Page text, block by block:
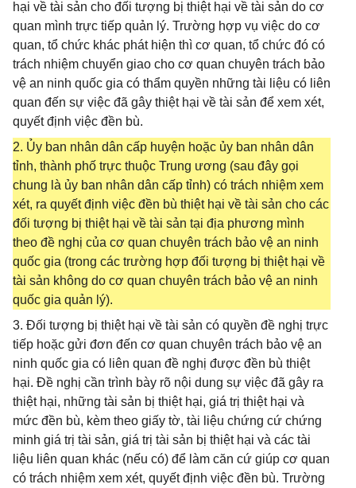
hại về tài sản cho đối tượng bị thiệt hại về tài sản do cơ
quan mình trực tiếp quản lý. Trường hợp vụ việc do cơ
quan, tổ chức khác phát hiện thì cơ quan, tổ chức đó có
trách nhiệm chuyển giao cho cơ quan chuyên trách bảo
vệ an ninh quốc gia có thẩm quyền những tài liệu có liên
quan đến sự việc đã gây thiệt hại về tài sản để xem xét,
quyết định việc đền bù.
2. Ủy ban nhân dân cấp huyện hoặc ủy ban nhân dân
tỉnh, thành phố trực thuộc Trung ương (sau đây gọi
chung là ủy ban nhân dân cấp tỉnh) có trách nhiệm xem
xét, ra quyết định việc đền bù thiệt hại về tài sản cho các
đối tượng bị thiệt hại về tài sản tại địa phương mình
theo đề nghị của cơ quan chuyên trách bảo vệ an ninh
quốc gia (trong các trường hợp đối tượng bị thiệt hại về
tài sản không do cơ quan chuyên trách bảo vệ an ninh
quốc gia quản lý).
3. Đối tượng bị thiệt hại về tài sản có quyền đề nghị trực
tiếp hoặc gửi đơn đến cơ quan chuyên trách bảo vệ an
ninh quốc gia có liên quan đề nghị được đền bù thiệt
hại. Đề nghị cần trình bày rõ nội dung sự việc đã gây ra
thiệt hại, những tài sản bị thiệt hại, giá trị thiệt hại và
mức đền bù, kèm theo giấy tờ, tài liệu chứng cứ chứng
minh giá trị tài sản, giá trị tài sản bị thiệt hại và các tài
liệu liên quan khác (nếu có) để làm căn cứ giúp cơ quan
có trách nhiệm xem xét, quyết định việc đền bù. Trường